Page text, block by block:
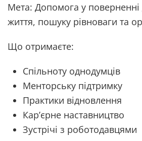
Мета: Допомога у поверненні
життя, пошуку рівноваги та
Що отримаєте:
Спільноту однодумців
Менторську підтримку
Практики відновлення
Кар’єрне наставництво
Зустрічі з роботодавцями